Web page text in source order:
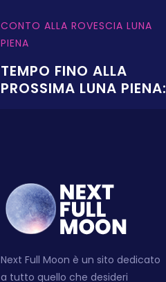
CONTO ALLA ROVESCIA LUNA
PIENA
TEMPO FINO ALLA
PROSSIMA LUNA PIENA:
Next Full Moon è un sito dedicato
a tutto quello che desideri